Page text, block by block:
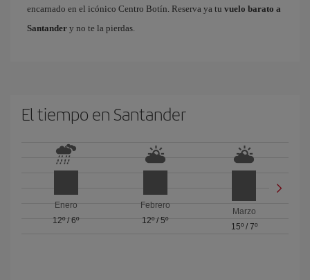
encarnado en el icónico Centro Botín. Reserva ya tu vuelo barato a
Santander y no te la pierdas.
El tiempo en Santander
Enero
12º/6º
Febrero
12º/ 5º
Marzo
15º/ 7º